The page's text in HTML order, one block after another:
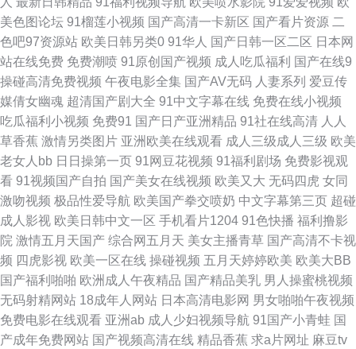
论视频 欧美变态在线 日日夜夜青青草 午夜久久伦理福利 91超碰在线长腿 操
逼国产视频 豆花AV激情网 九九视频在线 蜜臀ab 日本美女操逼 四虎永久地
址日韩 亚洲色色影院 91福利专区 97AV香蕉 超碰碰人人操 狠狠操导航 另类
成人专区 青青草原福利社 色先锋AV成人 午夜少好福利 91P社区入口 AVAV
福利导航 成人网址导航大全 另类乱日 人人超碰 午夜久干视频完整 中文字幕
上床視頻 97超碰夫妻资源 超碰在线99 国产毛片AA 精品偷拍网 欧美肏屄电
影 日韩A片性爱网站 91性情 国产精品九九 另类丝袜美腿 欧洲性生活社区 探
花国产综合在线 中文字幕51黑料 91小巨 www日日干 国产精品日韩欧美 另
类欧美色 人妻丝袜中文字幕 五月丁香基地av 91黑丝精品美女 BT色图 东京
美色图论坛 91榴莲小视频 国产高清一卡新区 国产看片资源 二
色吧97资源站 欧美日韩另类0 91华人 国产日韩一区二区 日本网
站在线免费 免费潮喷 91原创国产视频 成人吃瓜福利 国产在线9
操碰高清免费视频 午夜电影全集 国产AV无码 人妻系列 爱豆传
媒倩女幽魂 超清国产剧大全 91中文字幕在线 免费在线小视频
吃瓜福利小视频 免费91 国产日产亚洲精品 91社在线高清 人人
草香蕉 激情另类图片 亚洲欧美在线观看 成人三级成人三级 欧美
老女人bb 日日操第一页 91网豆花视频 91福利剧场 免费影视观
看 91视频国产自拍 国产美女在线视频 欧美又大 无码四虎 女同
激吻视频 极品性爱导航 欧美国产拳交喷奶 中文字幕第三页 超碰
成人影视 欧美日韩中文一区 手机看片1204 91色快播 福利撸影
院 激情五月天国产 综合网五月天 美女主播青草 国产高清不卡视
频 四虎影视 欧美一区在线 操碰视频 五月天婷婷欧美 欧美大BB
国产福利啪啪 欧洲成人午夜精品 国产精品美乳 男人操蜜桃视频
无码射精网站 18成年人网站 日本高清电影网 男女啪啪午夜视频
免费电影在线观看 亚洲ab 成人少妇视频导航 91国产小青蛙 国
产成年免费网站 国产视频高清在线 精品香蕉 求a片网址 麻豆tv